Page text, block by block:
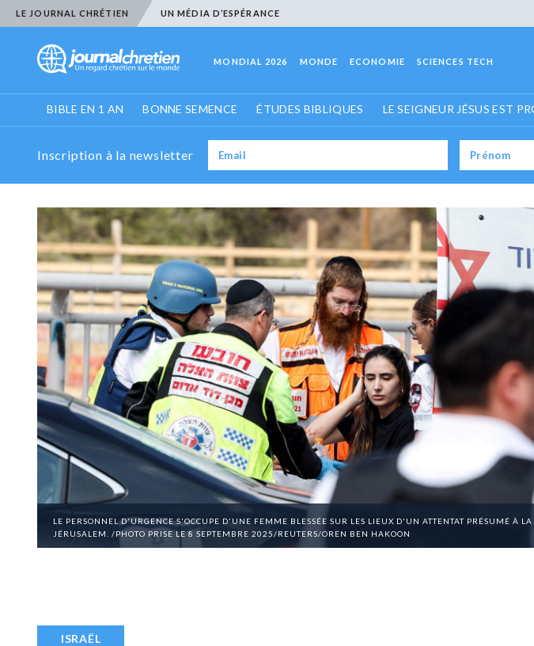
LE JOURNAL CHRÉTIEN UN MÉDIA D’ESPÉRANCE
MONDIAL 2026 MONDE ECONOMIE SCIENCES TECH
BIBLE EN 1 AN BONNE SEMENCE ÉTUDES BIBLIQUES LE SEIGNEUR JÉSUS EST
Inscription à la newsletter
LE PERSONNEL D'URGENCE S'OCCUPE D'UNE FEMME BLESSÉE SUR LES LIEUX D'UN ATTENTAT PRÉSUMÉ À
JÉRUSALEM. /PHOTO PRISE LE 8 SEPTEMBRE 2025/REUTERS/OREN BEN HAKOON
ISRAËL